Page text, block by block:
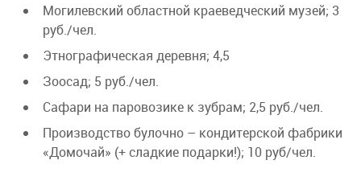
Могилевский областной краеведческий музей; 3
руб./чел.
Этнографическая деревня; 4,5
Зоосад; 5 руб./чел.
Сафари на паровозике к зубрам; 2,5 руб./чел.
Производство булочно – кондитерской фабрики
«Домочай» (+ сладкие подарки!); 10 руб/чел.